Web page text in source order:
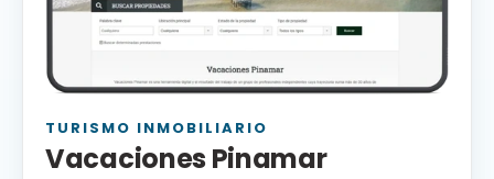
TURISMO INMOBILIARIO
Vacaciones Pinamar